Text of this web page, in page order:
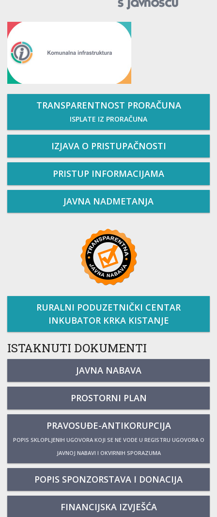
TRANSPARENTNOST PRORAČUNA
ISPLATE IZ PRORAČUNA
IZJAVA O PRISTUPAČNOSTI
PRISTUP INFORMACIJAMA
JAVNA NADMETANJA
RURALNI PODUZETNIČKI CENTAR
INKUBATOR KRKA KISTANJE
ISTAKNUTI DOKUMENTI
JAVNA NABAVA
PROSTORNI PLAN
PRAVOSUĐE-ANTIKORUPCIJA
POPIS SKLOPLJENIH UGOVORA KOJI SE NE VODE U REGISTRU UGOVORA O
JAVNOJ NABAVI I OKVIRNIH SPORAZUMA
POPIS SPONZORSTAVA I DONACIJA
FINANCIJSKA IZVJEŠĆA